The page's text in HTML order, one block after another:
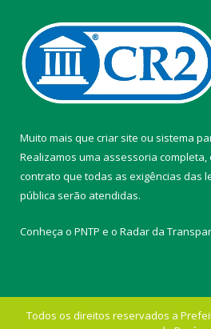
Muito mais que criar site ou sistema
Realizamos uma assessoria completa,
contrato que todas as exigências das
pública serão atendidas.
Conheça o PNTP e o Radar da
Todos os direitos reservados a